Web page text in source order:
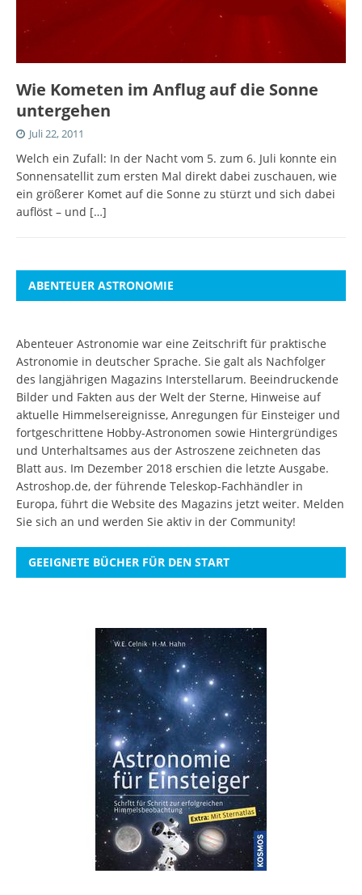
Wie Kometen im Anflug auf die Sonne
untergehen
Juli 22, 2011
Welch ein Zufall: In der Nacht vom 5. zum 6. Juli konnte ein
Sonnensatellit zum ersten Mal direkt dabei zuschauen, wie
ein größerer Komet auf die Sonne zu stürzt und sich dabei
auflöst – und […]
ABENTEUER ASTRONOMIE
Abenteuer Astronomie war eine Zeitschrift für praktische
Astronomie in deutscher Sprache. Sie galt als Nachfolger
des langjährigen Magazins Interstellarum. Beeindruckende
Bilder und Fakten aus der Welt der Sterne, Hinweise auf
aktuelle Himmelsereignisse, Anregungen für Einsteiger und
fortgeschrittene Hobby-Astronomen sowie Hintergründiges
und Unterhaltsames aus der Astroszene zeichneten das
Blatt aus. Im Dezember 2018 erschien die letzte Ausgabe.
Astroshop.de, der führende Teleskop-Fachhändler in
Europa, führt die Website des Magazins jetzt weiter. Melden
Sie sich an und werden Sie aktiv in der Community!
GEEIGNETE BÜCHER FÜR DEN START